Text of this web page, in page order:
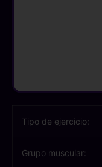
Tipo de ejercicio:
Grupo muscular: